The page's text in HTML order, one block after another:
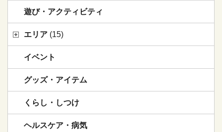
遊び・アクティビティ
エリア (15)
イベント
グッズ・アイテム
くらし・しつけ
ヘルスケア・病気